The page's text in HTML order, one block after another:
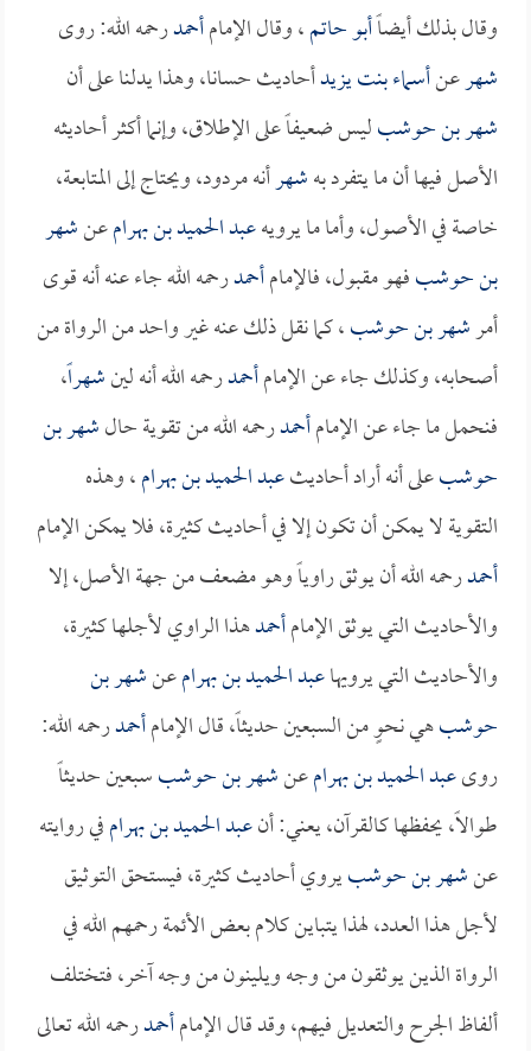
وقال بذلك أيضاًأبو حاتم، وقال الإمامأحمدرحمه الله: روى
شهرعنأسماء بنت يزيدأحاديث حسانا، وهذا يدلنا على أن
شهر بن حوشبليس ضعيفاً على الإطلاق، وإنما أكثر أحاديثه
الأصل فيها أن ما يتفرد بهشهرأنه مردود، ويحتاج إلى المتابعة،
خاصة في الأصول، وأما ما يرويهعبد الحميد بن بهرامعنشهر
بن حوشبفهو مقبول، فالإمامأحمدرحمه الله جاء عنه أنه قوى
أمرشهر بن حوشب، كما نقل ذلك عنه غير واحد من الرواة من
أصحابه، وكذلك جاء عن الإمامأحمدرحمه الله أنه لينشهراً،
فنحمل ما جاء عن الإمامأحمدرحمه الله من تقوية حالشهر بن
حوشبعلى أنه أراد أحاديثعبد الحميد بن بهرام، وهذه
التقوية لا يمكن أن تكون إلا في أحاديث كثيرة، فلا يمكن الإمام
أحمدرحمه الله أن يوثق راوياً وهو مضعف من جهة الأصل، إلا
والأحاديث التي يوثق الإمامأحمدهذا الراوي لأجلها كثيرة،
والأحاديث التي يرويهاعبد الحميد بن بهرامعنشهر بن
حوشبهي نحوٍ من السبعين حديثاً، قال الإمامأحمدرحمه الله:
روىعبد الحميد بن بهرامعنشهر بن حوشبسبعين حديثاً
طوالاً، يحفظها كالقرآن، يعني: أنعبد الحميد بن بهرامفي روايته
عنشهر بن حوشبيروي أحاديث كثيرة، فيستحق التوثيق
لأجل هذا العدد، لهذا يتباين كلام بعض الأئمة رحمهم الله في
الرواة الذين يوثقون من وجه ويلينون من وجه آخر، فتختلف
ألفاظ الجرح والتعديل فيهم، وقد قال الإمامأحمدرحمه الله تعالى